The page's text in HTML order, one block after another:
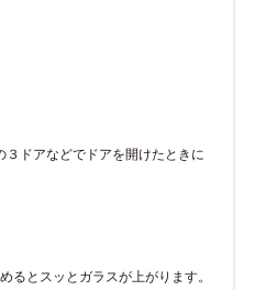
３ドアなどでドアを開けたときに
るとスッとガラスが上がります。